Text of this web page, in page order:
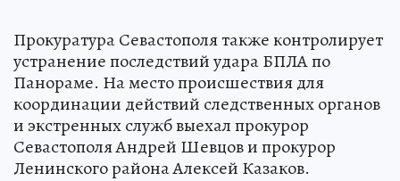
Прокуратура Севастополя также контролирует
устранение последствий удара БПЛА по
Панораме. На место происшествия для
координации действий следственных органов
и экстренных служб выехал прокурор
Севастополя Андрей Шевцов и прокурор
Ленинского района Алексей Казаков.